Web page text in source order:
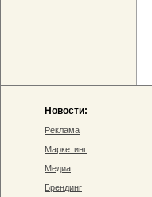
Новости:
Реклама
Маркетинг
Медиа
Брендинг